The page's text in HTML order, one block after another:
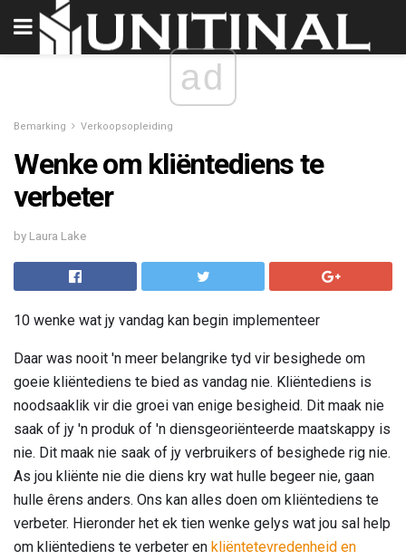
ad
Bemarking Verkoopsopleiding
Wenke om kliëntediens te
verbeter
by Laura Lake
10 wenke wat jy vandag kan begin implementeer
Daar was nooit 'n meer belangrike tyd vir besighede om
goeie kliëntediens te bied as vandag nie. Kliëntediens is
noodsaaklik vir die groei van enige besigheid. Dit maak nie
saak of jy 'n produk of 'n diensgeoriënteerde maatskappy is
nie. Dit maak nie saak of jy verbruikers of besighede rig nie.
As jou kliënte nie die diens kry wat hulle begeer nie, gaan
hulle êrens anders. Ons kan alles doen om kliëntediens te
verbeter. Hieronder het ek tien wenke gelys wat jou sal help
om kliëntediens te verbeter en kliëntetevredenheid en